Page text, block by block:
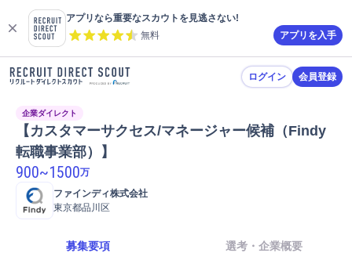
アプリなら重要なスカウトを見逃さない!
無料
アプリを入手
ログイン 会員登録
企業ダイレクト
【カスタマーサクセス/マネージャー候補（Findy
転職事業部）】
900~1500万
ファインディ株式会社
東京都品川区
募集要項 選考・企業概要